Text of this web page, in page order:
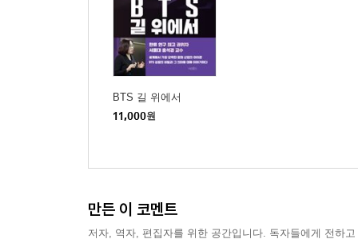
Why Do Young People around the World Love
Singing about Young People’s Life Circumstances
You Can’t Live Like Your Parents Anymore, So
Becoming ARMY and Being ARMY
Encounter: Delving into BTS’s Universe (BU)
BTS 길 위에서
11,000원
만든 이 코멘트
저자, 역자, 편집자를 위한 공간입니다. 독자들에게 전하